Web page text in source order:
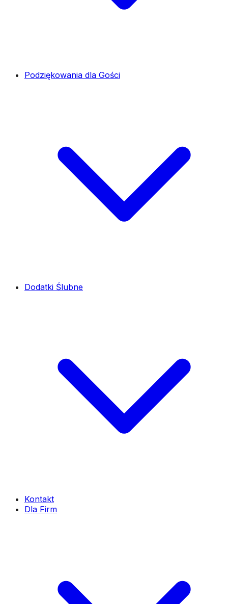
Podziękowania dla Gości
Dodatki Ślubne
Kontakt
Dla Firm